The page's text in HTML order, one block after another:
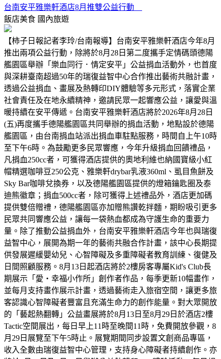
台南安平雅樂軒酒店8月推雙公益行動
飯店美食 國內旅遊
【柿子日報記者李玲/台南報導】台南安平雅樂軒酒店今年8月
推出兩項公益行動，除將於8月28日第二度攜手定情碼頭德陽
艦園區舉辦「樂血同行．情定安平」公益捐血活動外，也首度
與深耕臺南超過50年的瑞復益智中心合作推出藝術共融計畫，
透過公益捐血、畫展及熱轉印DIY體驗等多元形式，落實企業
社會責任及在地永續精神，邀請民眾一起響應公益，讓愛與溫
暖持續在安平傳遞。台南安平雅樂軒酒店將於2026年8月28日
(五)再度攜手德陽艦園區共同舉辦的捐血活動，地點設於德陽
艦園區，由台南捐血站派出捐血車駐點服務，時間自上午10時
至下午6時。為鼓勵更多民眾響應，今年升級捐血回饋禮品，
凡捐血250cc者，可獲得酒店提供的奧地利維也納國寶級小紅
帽精選咖啡豆250公克、雅樂軒drybar乳液360ml、虱目魚餅及
Sky Bar咖啡兌換券，以及德陽艦園區提供的燈箱鑰匙圈及泰
迪熊徽章；捐血500cc者，除可獲得上述禮品外，酒店更加碼
提供雙倍贈禮，德陽艦園區亦加贈熊讚乾拌麵，期盼吸引更多
民眾共同響應公益，讓每一袋熱血都成為守護生命的重要力
量。除了推動公益捐血外，台南安平雅樂軒酒店今年也與瑞復
益智中心，展開為期一年的藝術共融合作計畫，該中心長期提
供發展遲緩嬰幼兒、心智障礙及多重障礙者教育訓練、復健及
日間照顧服務。8月13日起酒店將於2樓房客專屬Kid's Club長
期展示「愛・幸福小作所」創作者作品，每季更新10幅畫作，
並每月支持畫作展示計畫，透過藝術走入旅宿空間，讓更多旅
客認識心智障礙者豐富且充滿生命力的創作能量。對大眾開放
的「藝起熱翻轉」公益畫展將於8月13日至8月29日於酒店2樓
Tactic空間展出，每日早上11時至晚間11時，免費開放參觀，8
月29日展覽至下午5時止。展覽期間同步設置文創商品專區，
收入全數由瑞復益智中心管理，支持身心障礙者持續創作。亦